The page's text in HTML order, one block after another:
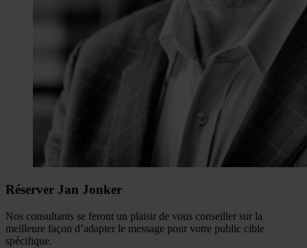
Réserver Jan Jonker
Nos consultants se feront un plaisir de vous conseiller sur la
meilleure façon d’adapter le message pour votre public cible
spécifique.